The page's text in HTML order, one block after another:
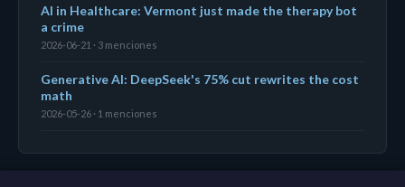
AI in Healthcare: Vermont just made the therapy bot
a crime
2026-06-21 · 3 menciones
Generative AI: DeepSeek's 75% cut rewrites the cost
math
2026-05-26 · 1 menciones